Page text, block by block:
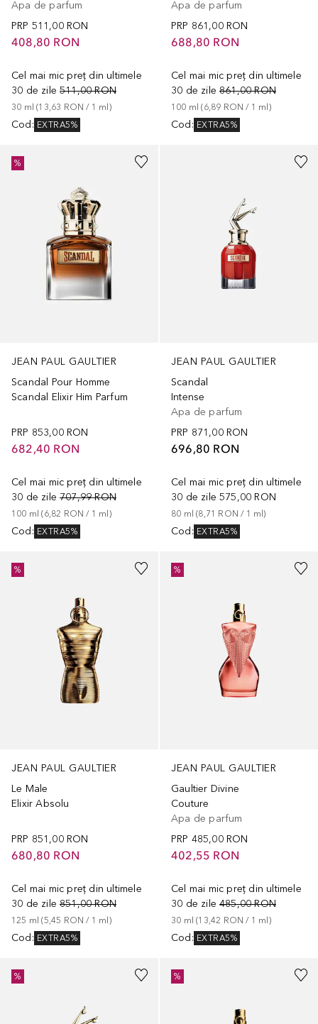
Apa de parfum
PRP 511,00 RON
408,80 RON
Cel mai mic preț din ultimele
30 de zile 511,00 RON
30 ml (13,63 RON / 1 ml )
Cod : EXTRA5%
Apa de parfum
PRP 861,00 RON
688,80 RON
Cel mai mic preț din ultimele
30 de zile 861,00 RON
100 ml (6,89 RON / 1 ml )
Cod : EXTRA5%
JEAN PAUL GAULTIER
Scandal Pour Homme
Scandal Elixir Him Parfum
PRP 853,00 RON
682,40 RON
Cel mai mic preț din ultimele
30 de zile 707,99 RON
100 ml (6,82 RON / 1 ml )
Cod : EXTRA5%
%
JEAN PAUL GAULTIER
Scandal
Intense
Apa de parfum
PRP 871,00 RON
696,80 RON
Cel mai mic preț din ultimele
30 de zile 575,00 RON
80 ml (8,71 RON / 1 ml)
Cod : EXTRA5%
JEAN PAUL GAULTIER
Le Male
Elixir Absolu
PRP 851,00 RON
680,80 RON
Cel mai mic preț din ultimele
30 de zile 851,00 RON
125 ml (5,45 RON / 1 ml )
Cod : EXTRA5%
%
JEAN PAUL GAULTIER
Gaultier Divine
Couture
Apa de parfum
PRP 485,00 RON
402,55 RON
Cel mai mic preț din ultimele
30 de zile 485,00 RON
30 ml (13,42 RON / 1 ml )
Cod : EXTRA5%
%
% %